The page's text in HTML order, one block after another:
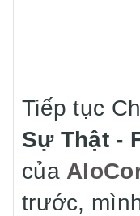
Tiếp tục
Sự Thật -
của
trước,